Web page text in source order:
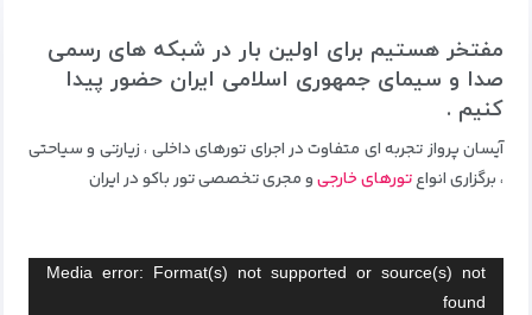
مفتخر هستیم برای اولین بار در شبکه های رسمی
صدا و سیمای جمهوری اسلامی ایران حضور پیدا
کنیم .
آیسان پرواز تجربه ای متفاوت در اجرای تورهای داخلی ، زیارتی و سیاحتی
، برگزاری انواعتورهای خارجیو مجری تخصصی تور باکو در ایران
نمایشگر
ویدیو
Media error: Format(s) not supported or source(s) not
found